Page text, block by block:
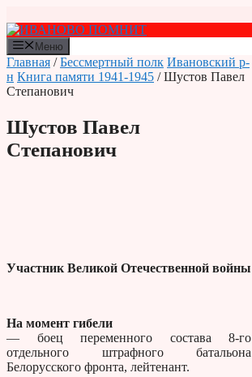
к
содержимому
Меню
Главная /Бессмертный полк Ивановский р-
н Книга памяти 1941-1945 / Шустов Павел
Степанович
Шустов Павел
Степанович
Участник Великой Отечественной войны
На момент гибели
— боец переменного состава 8-го
отдельного штрафного батальона
Белорусского фронта, лейтенант.